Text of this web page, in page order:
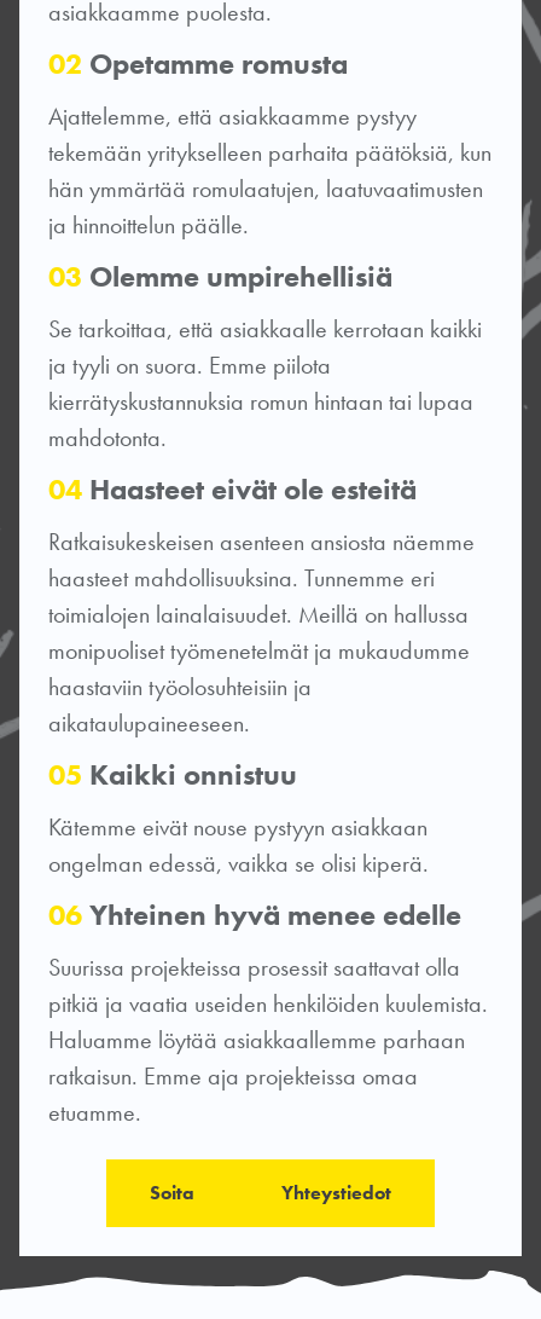
asiakkaamme puolesta.
02 Opetamme romusta
Ajattelemme, että asiakkaamme pystyy
tekemään yritykselleen parhaita päätöksiä, kun
hän ymmärtää romulaatujen, laatuvaatimusten
ja hinnoittelun päälle.
03 Olemme umpirehellisiä
Se tarkoittaa, että asiakkaalle kerrotaan kaikki
ja tyyli on suora. Emme piilota
kierrätyskustannuksia romun hintaan tai lupaa
mahdotonta.
04 Haasteet eivät ole esteitä
Ratkaisukeskeisen asenteen ansiosta näemme
haasteet mahdollisuuksina. Tunnemme eri
toimialojen lainalaisuudet. Meillä on hallussa
monipuoliset työmenetelmät ja mukaudumme
haastaviin työolosuhteisiin ja
aikataulupaineeseen.
05 Kaikki onnistuu
Kätemme eivät nouse pystyyn asiakkaan
ongelman edessä, vaikka se olisi kiperä.
06Yhteinen hyvä menee edelle
Suurissa projekteissa prosessit saattavat olla
pitkiä ja vaatia useiden henkilöiden kuulemista.
Haluamme löytää asiakkaallemme parhaan
ratkaisun. Emme aja projekteissa omaa
etuamme.
Soita Yhteystiedot